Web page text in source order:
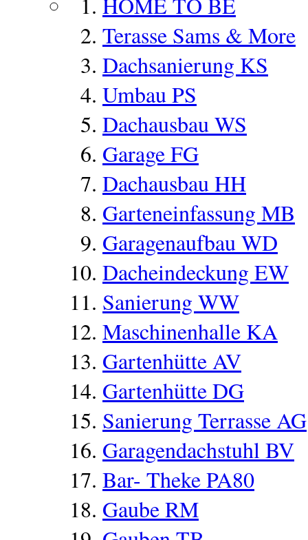
Terasse Sams & More
Dachsanierung KS
Umbau PS
Dachausbau WS
Garage FG
Dachausbau HH
Garteneinfassung MB
Garagenaufbau WD
Dacheindeckung EW
Sanierung WW
Maschinenhalle KA
Gartenhütte AV
Gartenhütte DG
Sanierung Terrasse AG
Garagendachstuhl BV
Bar- Theke PA80
Gaube RM